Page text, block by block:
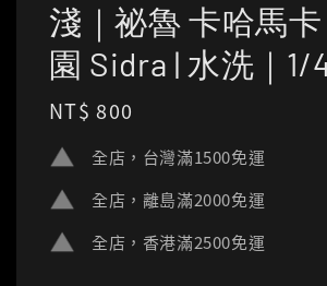
淺｜祕魯 卡哈馬
園 Sidra | 水洗｜1/
Regular
NT$ 800
全店，台灣滿1500免運
全店，離島滿2000免運
全店，香港滿2500免運